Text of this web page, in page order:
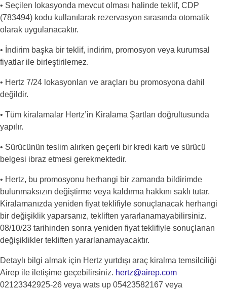
• Seçilen lokasyonda mevcut olması halinde teklif, CDP
(783494) kodu kullanılarak rezervasyon sırasında otomatik
olarak uygulanacaktır.
• İndirim başka bir teklif, indirim, promosyon veya kurumsal
fiyatlar ile birleştirilemez.
• Hertz 7/24 lokasyonları ve araçları bu promosyona dahil
değildir.
• Tüm kiralamalar Hertz’in Kiralama Şartları doğrultusunda
yapılır.
• Sürücünün teslim alırken geçerli bir kredi kartı ve sürücü
belgesi ibraz etmesi gerekmektedir.
• Hertz, bu promosyonu herhangi bir zamanda bildirimde
bulunmaksızın değiştirme veya kaldırma hakkını saklı tutar.
Kiralamanızda yeniden fiyat teklifiyle sonuçlanacak herhangi
bir değişiklik yaparsanız, tekliften yararlanamayabilirsiniz.
08/10/23 tarihinden sonra yeniden fiyat teklifiyle sonuçlanan
değişiklikler tekliften yararlanamayacaktır.
Detaylı bilgi almak için Hertz yurtdışı araç kiralma temsilciliği
Airep ile iletişime geçebilirsiniz. hertz@airep.com
02123342925-26 veya wats up 05423582167 veya